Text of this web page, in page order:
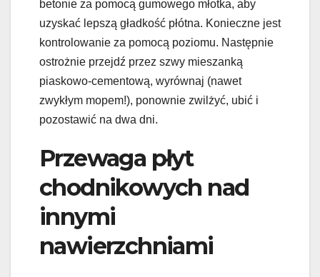
betonie za pomocą gumowego młotka, aby
uzyskać lepszą gładkość płótna. Konieczne jest
kontrolowanie za pomocą poziomu. Następnie
ostrożnie przejdź przez szwy mieszanką
piaskowo-cementową, wyrównaj (nawet
zwykłym mopem!), ponownie zwilżyć, ubić i
pozostawić na dwa dni.
Przewaga płyt
chodnikowych nad
innymi
nawierzchniami